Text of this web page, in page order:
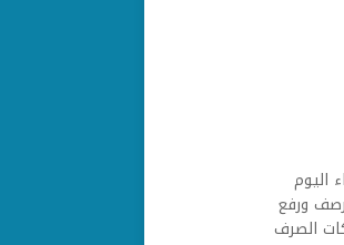
اليوم
ورفع
الصرف